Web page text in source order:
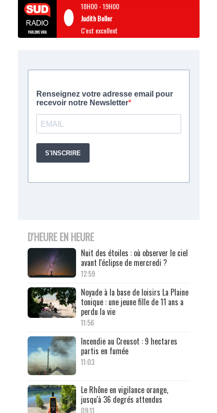
18H00-19H00
Judith Beller
C'est excellent
D'HEURE EN HEURE
Nuit des étoiles : où observer le ciel
avant l'éclipse de mercredi ?
12:59
Noyade à la base de loisirs La Plaine
tonique : une jeune fille de 11 ans a
perdu la vie
11:56
Incendie au Creusot : 9 hectares
partis en fumée
11:03
Le Rhône en vigilance orange,
jusqu'à 36 degrés attendus
09:11